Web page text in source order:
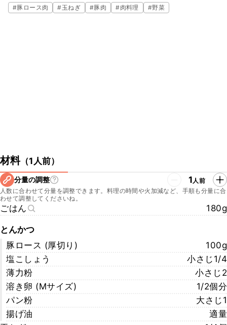
#豚ロース肉 #玉ねぎ #豚肉 #肉料理 #野菜
材料（1人前）
分量の調整 1人前
人数に合わせて分量を調整できます。料理の時間や火加減など、手順も分量に合
わせて調整してくださいね。
ごはん 180g
とんかつ
豚ロース (厚切り)
100g
塩こしょう
小さじ1/4
薄力粉
小さじ2
溶き卵 (Mサイズ)
1/2個分
パン粉
大さじ1
揚げ油
適量